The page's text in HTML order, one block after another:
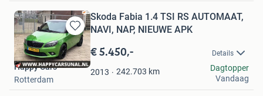
Bewaren
in
Mijn
Favorieten
Skoda Fabia 1.4 TSI RS AUTOMAAT,
NAVI, NAP, NIEUWE APK
€ 5.450,- Details
2013 242.703 km
Happy Cars
Rotterdam
Dagtopper
Vandaag